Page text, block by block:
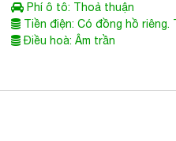
Phí ô tô: Thoả thuận
Tiền điện: Có đồng hồ
Điều hoà: Âm trần